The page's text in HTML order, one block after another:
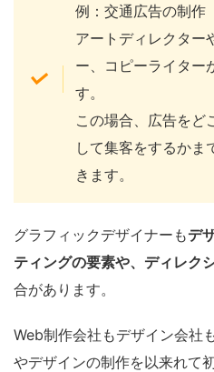
例：交通広告の制作
アートディレクター
ー、コピーライター
す。
この場合、広告をど
して集客をするかま
きます。
グラフィックデザイナーもデ
ティングの要素や、ディレク
合があります。
Web制作会社もデザイン会社
やデザインの制作を以来れて